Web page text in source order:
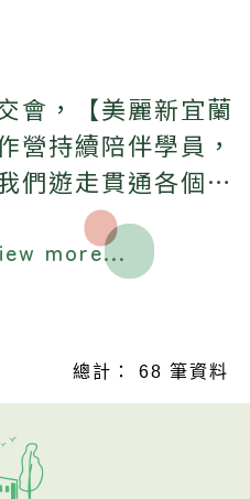
會，【美麗新宜蘭
營持續陪伴學員，
們遊走貫通各個時
more...
總計： 68 筆資料